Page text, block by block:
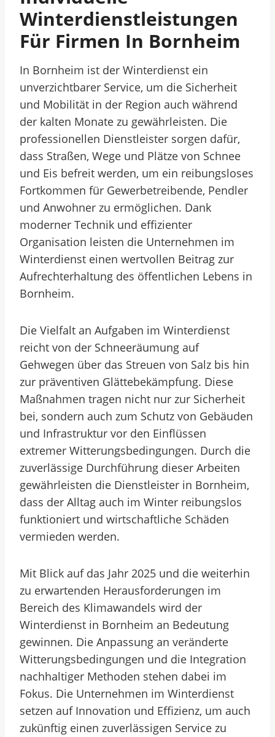
Winterdienstleistungen
Für Firmen In Bornheim
In Bornheim ist der Winterdienst ein
unverzichtbarer Service, um die Sicherheit
und Mobilität in der Region auch während
der kalten Monate zu gewährleisten. Die
professionellen Dienstleister sorgen dafür,
dass Straßen, Wege und Plätze von Schnee
und Eis befreit werden, um ein reibungsloses
Fortkommen für Gewerbetreibende, Pendler
und Anwohner zu ermöglichen. Dank
moderner Technik und effizienter
Organisation leisten die Unternehmen im
Winterdienst einen wertvollen Beitrag zur
Aufrechterhaltung des öffentlichen Lebens in
Bornheim.
Die Vielfalt an Aufgaben im Winterdienst
reicht von der Schneeräumung auf
Gehwegen über das Streuen von Salz bis hin
zur präventiven Glättebekämpfung. Diese
Maßnahmen tragen nicht nur zur Sicherheit
bei, sondern auch zum Schutz von Gebäuden
und Infrastruktur vor den Einflüssen
extremer Witterungsbedingungen. Durch die
zuverlässige Durchführung dieser Arbeiten
gewährleisten die Dienstleister in Bornheim,
dass der Alltag auch im Winter reibungslos
funktioniert und wirtschaftliche Schäden
vermieden werden.
Mit Blick auf das Jahr 2025 und die weiterhin
zu erwartenden Herausforderungen im
Bereich des Klimawandels wird der
Winterdienst in Bornheim an Bedeutung
gewinnen. Die Anpassung an veränderte
Witterungsbedingungen und die Integration
nachhaltiger Methoden stehen dabei im
Fokus. Die Unternehmen im Winterdienst
setzen auf Innovation und Effizienz, um auch
zukünftig einen zuverlässigen Service zu